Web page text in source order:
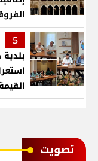
5
ﺗﺼﻮﻳﺖ